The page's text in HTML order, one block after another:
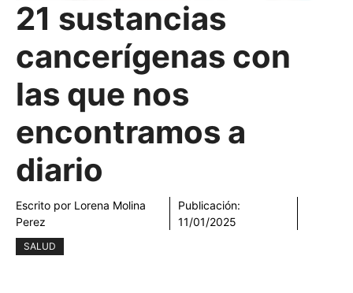
21 sustancias
cancerígenas con
las que nos
encontramos a
diario
Escrito por Lorena Molina
Perez
Publicación:
11/01/2025
SALUD